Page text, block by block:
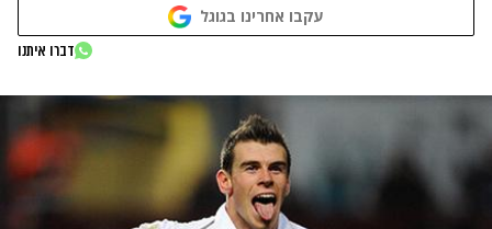
עקבו אחרינו בגוגל
דברו איתנו